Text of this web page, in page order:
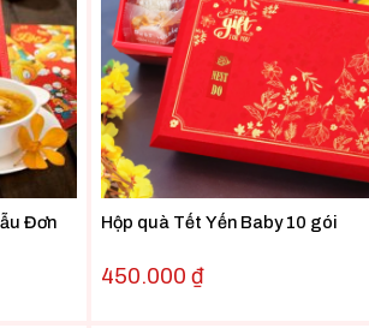
Đơn Hộp quà Tết Yến Baby 10 gói
450.000₫